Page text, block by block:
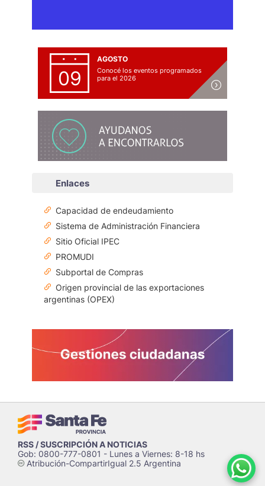
09
AGOSTO
Conocé los eventos programados
para el 2026
Enlaces
Capacidad de endeudamiento
Sistema de Administración Financiera
Sitio Oficial IPEC
PROMUDI
Subportal de Compras
Origen provincial de las exportaciones
argentinas (OPEX)
RSS / SUSCRIPCIÓN A NOTICIAS
Gob: 0800-777-0801 - Lunes a Viernes: 8-18 hs
cAtribución-CompartirIgual 2.5 Argentina